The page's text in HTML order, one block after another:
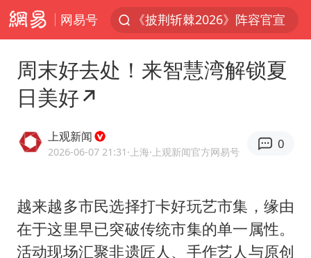
网易号
《披荆斩棘2026》阵容官宣
独闯南太行的失联女生最后轨迹已确认
白海豚北上或致京津冀暴雨
上门女婿出轨女邻居多年被判重婚罪
香港刷新1884年以来最高气温纪录
周末好去处！来智慧湾解锁夏
日美好↗
上观新闻
2026-06-07 21:31 ·上海·上观新闻官方网易号
0
越来越多市民选择打卡好玩艺市集，缘由
在于这里早已突破传统市集的单一属性。
活动现场汇聚非遗匠人、手作艺人与原创